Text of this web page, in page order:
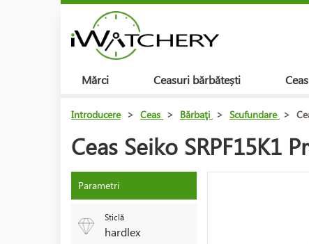
Mărci Ceasuri bărbătești
Introducere > Ceas > Bărbaţi > Scufundare >
Ceas Seiko SRPF15K1
Parametri
Sticlă
hardlex